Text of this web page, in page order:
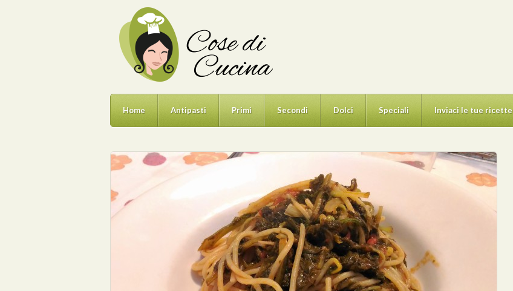
Home Antipasti Primi Secondi Dolci Speciali Inviaci le tue ricette